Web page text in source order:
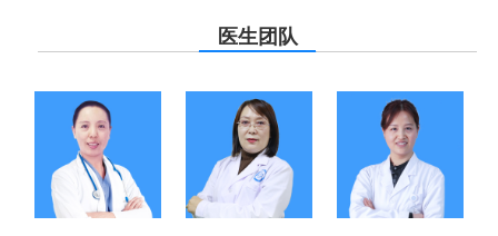
医生团队